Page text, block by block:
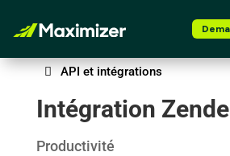
API et intégrations
Intégration
Productivité